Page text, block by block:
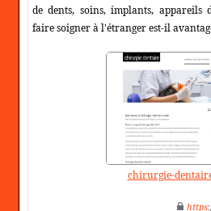
de dents, soins, implants, appareils
faire soigner à l'étranger est-il
chirurgie-
https